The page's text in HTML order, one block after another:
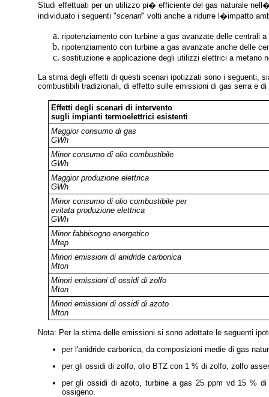
Studi effettuati per un utilizzo pi� efficiente del gas naturale
individuato i seguenti "scenari" volti anche a ridurre l�impatto
ripotenziamento con turbine a gas avanzate delle centrali
ripotenziamento con turbine a gas avanzate anche delle
sostituzione e applicazione degli utilizzi elettrici a metano
La stima degli effetti di questi scenari ipotizzati sono i seguenti,
combustibili tradizionali, di effetto sulle emissioni di gas serra e di
Effetti degli scenari di intervento
sugli impianti termoelettrici esistenti
Maggior consumo di gas
GWh
Minor consumo di olio combustibile
GWh
Maggior produzione elettrica
GWh
Minor consumo di olio combustibile per
evitata produzione elettrica
GWh
Minor fabbisogno energetico
Mtep
Minori emissioni di anidride carbonica
Mton
Minori emissioni di ossidi di zolfo
Mton
Minori emissioni di ossidi di azoto
Mton
Nota: Per la stima delle emissioni si sono adottate le seguenti
per l'anidride carbonica, da composizioni medie di gas
per gli ossidi di zolfo, olio BTZ con 1 % di zolfo, zolfo
per gli ossidi di azoto, turbine a gas 25 ppm vd 15 %
ossigeno.